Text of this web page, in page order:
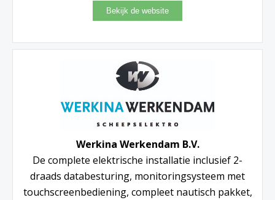
Werkina Werkendam B.V.
De complete elektrische installatie inclusief 2-
draads databesturing, monitoringsysteem met
touchscreenbediening, compleet nautisch pakket,